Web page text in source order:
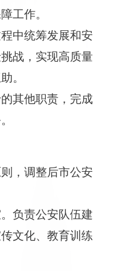
工作。
中统筹发展和安
战，实现高质量
。
其他职责，完成
，调整后市公安
负责公安队伍建
文化、教育训练